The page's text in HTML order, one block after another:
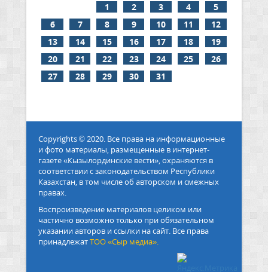
1
2 3 4
5
6
7 8 9 10 11
12
13
14 15 16 17 18
19
20
21 22 23 24 25
26
27
28 29 30 31
Copyrights © 2020. Все права на информационные
и фото материалы, размещенные в интернет-
газете «Кызылординские вести», охраняются в
соответствии с законодательством Республики
Казахстан, в том числе об авторском и смежных
правах.
Воспроизведение материалов целиком или
частично возможно только при обязательном
указании авторов и ссылки на сайт. Все права
принадлежатТОО «Сыр медиа».